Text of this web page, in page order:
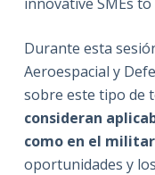
Durante esta
Aeroespacial y
sobre este tipo de
consideran
como en el militar
oportunidades y